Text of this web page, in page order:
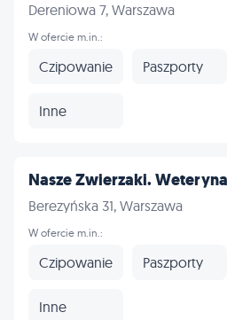
Dereniowa 7, Warszawa
W ofercie m.in.:
Czipowanie Paszporty
Inne
Nasze Zwierzaki.
Berezyńska 31, Warszawa
W ofercie m.in.:
Czipowanie Paszporty
Inne